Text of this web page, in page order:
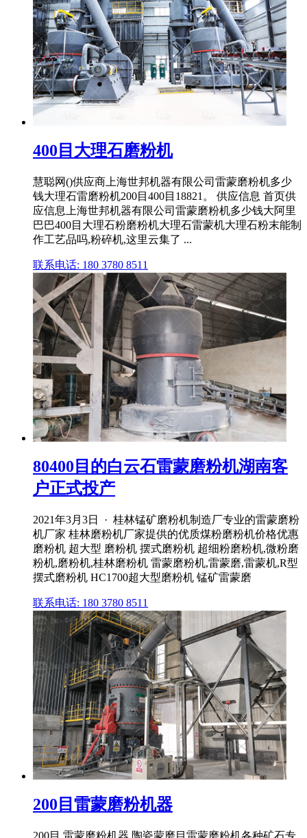
400目大理石磨粉机
慧聪网()供应商上海世邦机器有限公司雷蒙磨粉机多少
钱大理石雷磨粉机200目400目18821。 供应信息 首页供
应信息上海世邦机器有限公司雷蒙磨粉机多少钱大阿里
巴巴400目大理石粉磨粉机大理石雷蒙机大理石粉末能制
作工艺品吗,粉碎机,这里云集了 ...
联系电话: 180 3780 8511
80400目的白云石雷蒙磨粉机湖南客
户正式投产
2021年3月3日 · 桂林锰矿磨粉机制造厂专业的雷蒙磨粉
机厂家 桂林磨粉机厂家提供的优质煤粉磨粉机价格优惠
磨粉机 超大型 磨粉机 摆式磨粉机 超细粉磨粉机,微粉磨
粉机,磨粉机,桂林磨粉机 雷蒙磨粉机,雷蒙磨,雷蒙机,R型
摆式磨粉机 HC1700超大型磨粉机 锰矿雷蒙磨
联系电话: 180 3780 8511
200目雷蒙磨粉机器
200目 雷蒙磨粉机器 陶瓷蒙磨目雷蒙磨粉机各种矿石专